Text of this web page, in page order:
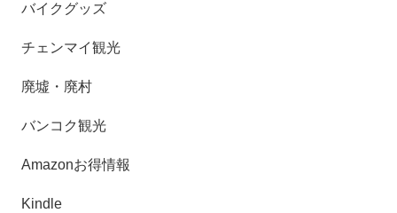
バイクグッズ
チェンマイ観光
廃墟・廃村
バンコク観光
Amazonお得情報
Kindle